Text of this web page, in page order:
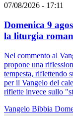
07/08/2026 - 17:11
Domenica 9
la liturgia
Nel commento al
propone una
tempesta, riflettendo
per il Vangelo del
riflette invece sullo
Vangelo Bibbia